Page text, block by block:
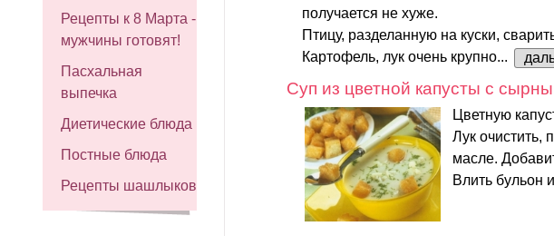
Рецепты к 8 Марта -
мужчины готовят!
Пасхальная
выпечка
Диетические блюда
Постные блюда
Рецепты шашлыков
получается не хуже.
Птицу, разделанную на куски,
Картофель, лук очень крупно...
Суп из цветной капусты с
Цветную
Лук очистить,
масле.
Влить бульон